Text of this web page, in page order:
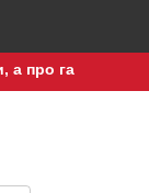
гарну шкіру!